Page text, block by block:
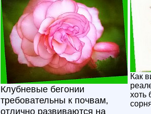
Клубневые бегонии
требовательны к почвам,
отлично развиваются на
Как
хоть